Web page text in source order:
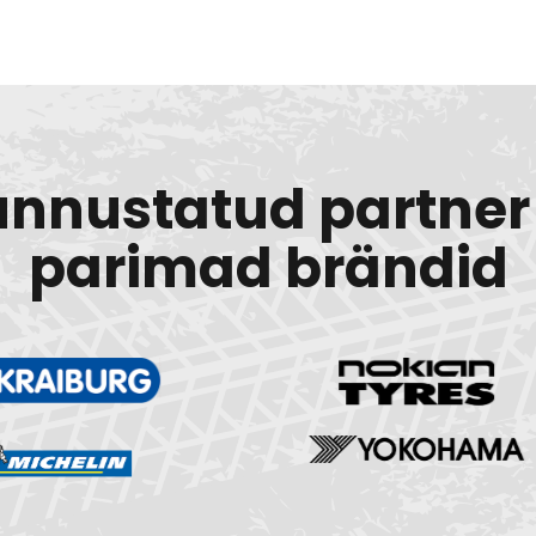
parimad brändid